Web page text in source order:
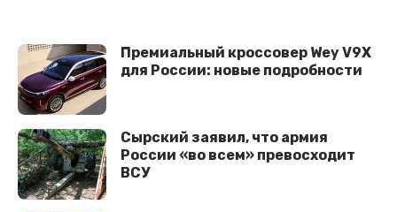
Премиальный кроссовер Wey V9X
для России: новые подробности
Сырский заявил, что армия
России «во всем» превосходит
ВСУ